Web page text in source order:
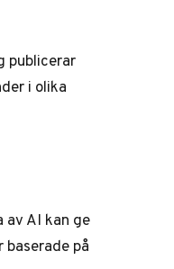
publicerar
i olika
av AI kan ge
på